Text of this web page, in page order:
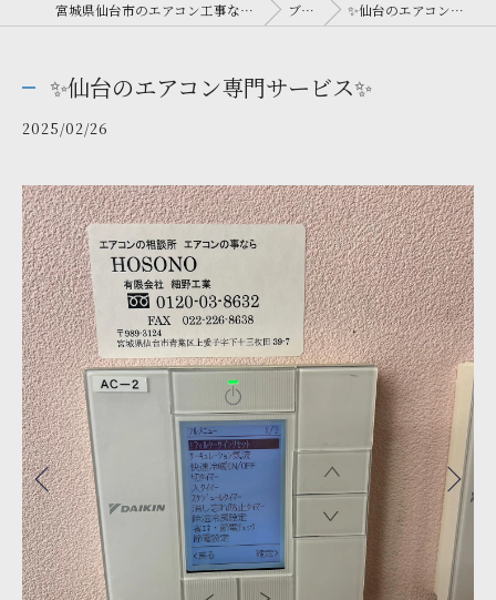
宮城県仙台市のエアコン工事なら有限会社細野工業 ブログ ✨仙台のエアコン専門サービス✨
✨仙台のエアコン専門サービス✨
2025/02/26